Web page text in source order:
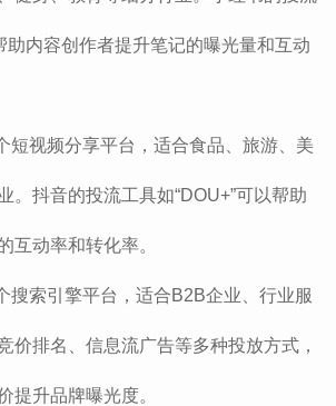
助内容创作者提升笔记的曝光量和互动
短视频分享平台，适合食品、旅游、美
。抖音的投流工具如“DOU+”可以帮助
互动率和转化率‌。
搜索引擎平台，适合B2B企业、行业服
价排名、信息流广告等多种投放方式，
提升品牌曝光度‌。